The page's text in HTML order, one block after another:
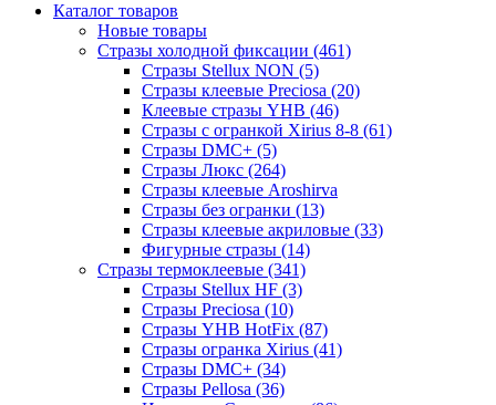
Каталог товаров
Новые товары
Стразы холодной фиксации (461)
Стразы Stellux NON (5)
Стразы клеевые Preciosa (20)
Клеевые стразы YHB (46)
Стразы с огранкой Xirius 8-8 (61)
Стразы DMC+ (5)
Стразы Люкс (264)
Стразы клеевые Aroshirva
Стразы без огранки (13)
Стразы клеевые акриловые (33)
Фигурные стразы (14)
Стразы термоклеевые (341)
Стразы Stellux HF (3)
Стразы Preciosa (10)
Стразы YHB HotFix (87)
Стразы огранка Xirius (41)
Стразы DMC+ (34)
Стразы Pellosa (36)